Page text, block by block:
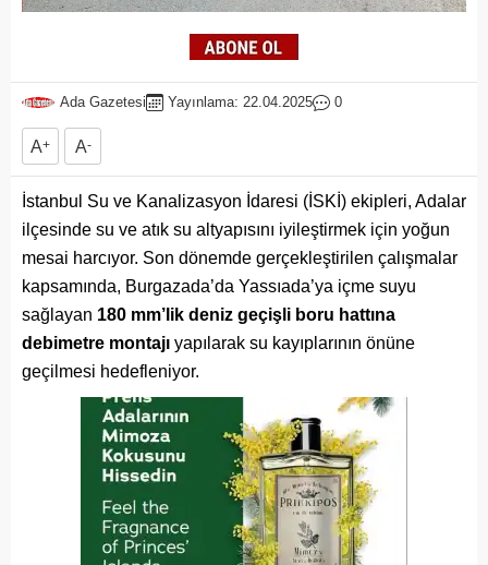
Ada Gazetesi Yayınlama: 22.04.2025 0
A+ A-
İstanbul Su ve Kanalizasyon İdaresi (İSKİ) ekipleri, Adalar
ilçesinde su ve atık su altyapısını iyileştirmek için yoğun
mesai harcıyor. Son dönemde gerçekleştirilen çalışmalar
kapsamında, Burgazada’da Yassıada’ya içme suyu
sağlayan 180 mm’lik deniz geçişli boru hattına
debimetre montajı yapılarak su kayıplarının önüne
geçilmesi hedefleniyor.